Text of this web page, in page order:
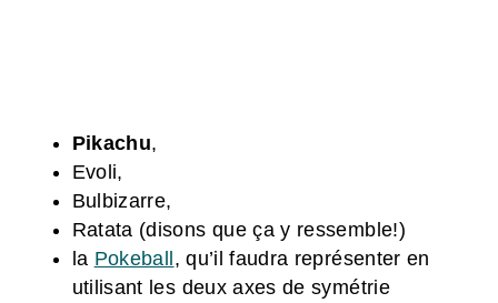
Pikachu,
Evoli,
Bulbizarre,
Ratata (disons que ça y ressemble!)
la Pokeball, qu’il faudra représenter en
utilisant les deux axes de symétrie